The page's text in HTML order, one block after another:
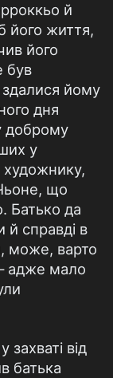
й
його життя,
його
був
йому
дня
доброму
у
художнику,
що
Батько да
й справді в
може, варто
адже мало
від
батька